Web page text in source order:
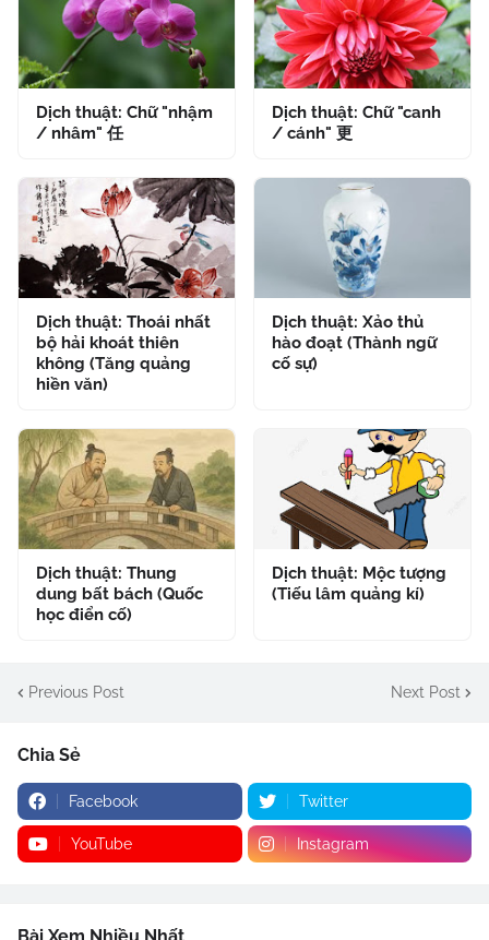
Dịch thuật: Chữ "nhậm
/ nhâm" 任
Dịch thuật: Chữ "canh
/ cánh" 更
Dịch thuật: Thoái nhất
bộ hải khoát thiên
không (Tăng quảng
hiền văn)
Dịch thuật: Xảo thủ
hào đoạt (Thành ngữ
cố sự)
Dịch thuật: Thung
dung bất bách (Quốc
học điển cố)
Dịch thuật: Mộc tượng
(Tiếu lâm quảng kí)
Previous Post Next Post
Chia Sẻ
Facebook Twitter
YouTube Instagram